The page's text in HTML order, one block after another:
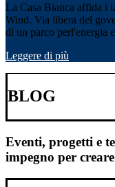
La Casa Bianca affida i
Wind. Via libera del
di un parco perl'energia
Leggere di più
BLOG
Eventi, progetti e
impegno per